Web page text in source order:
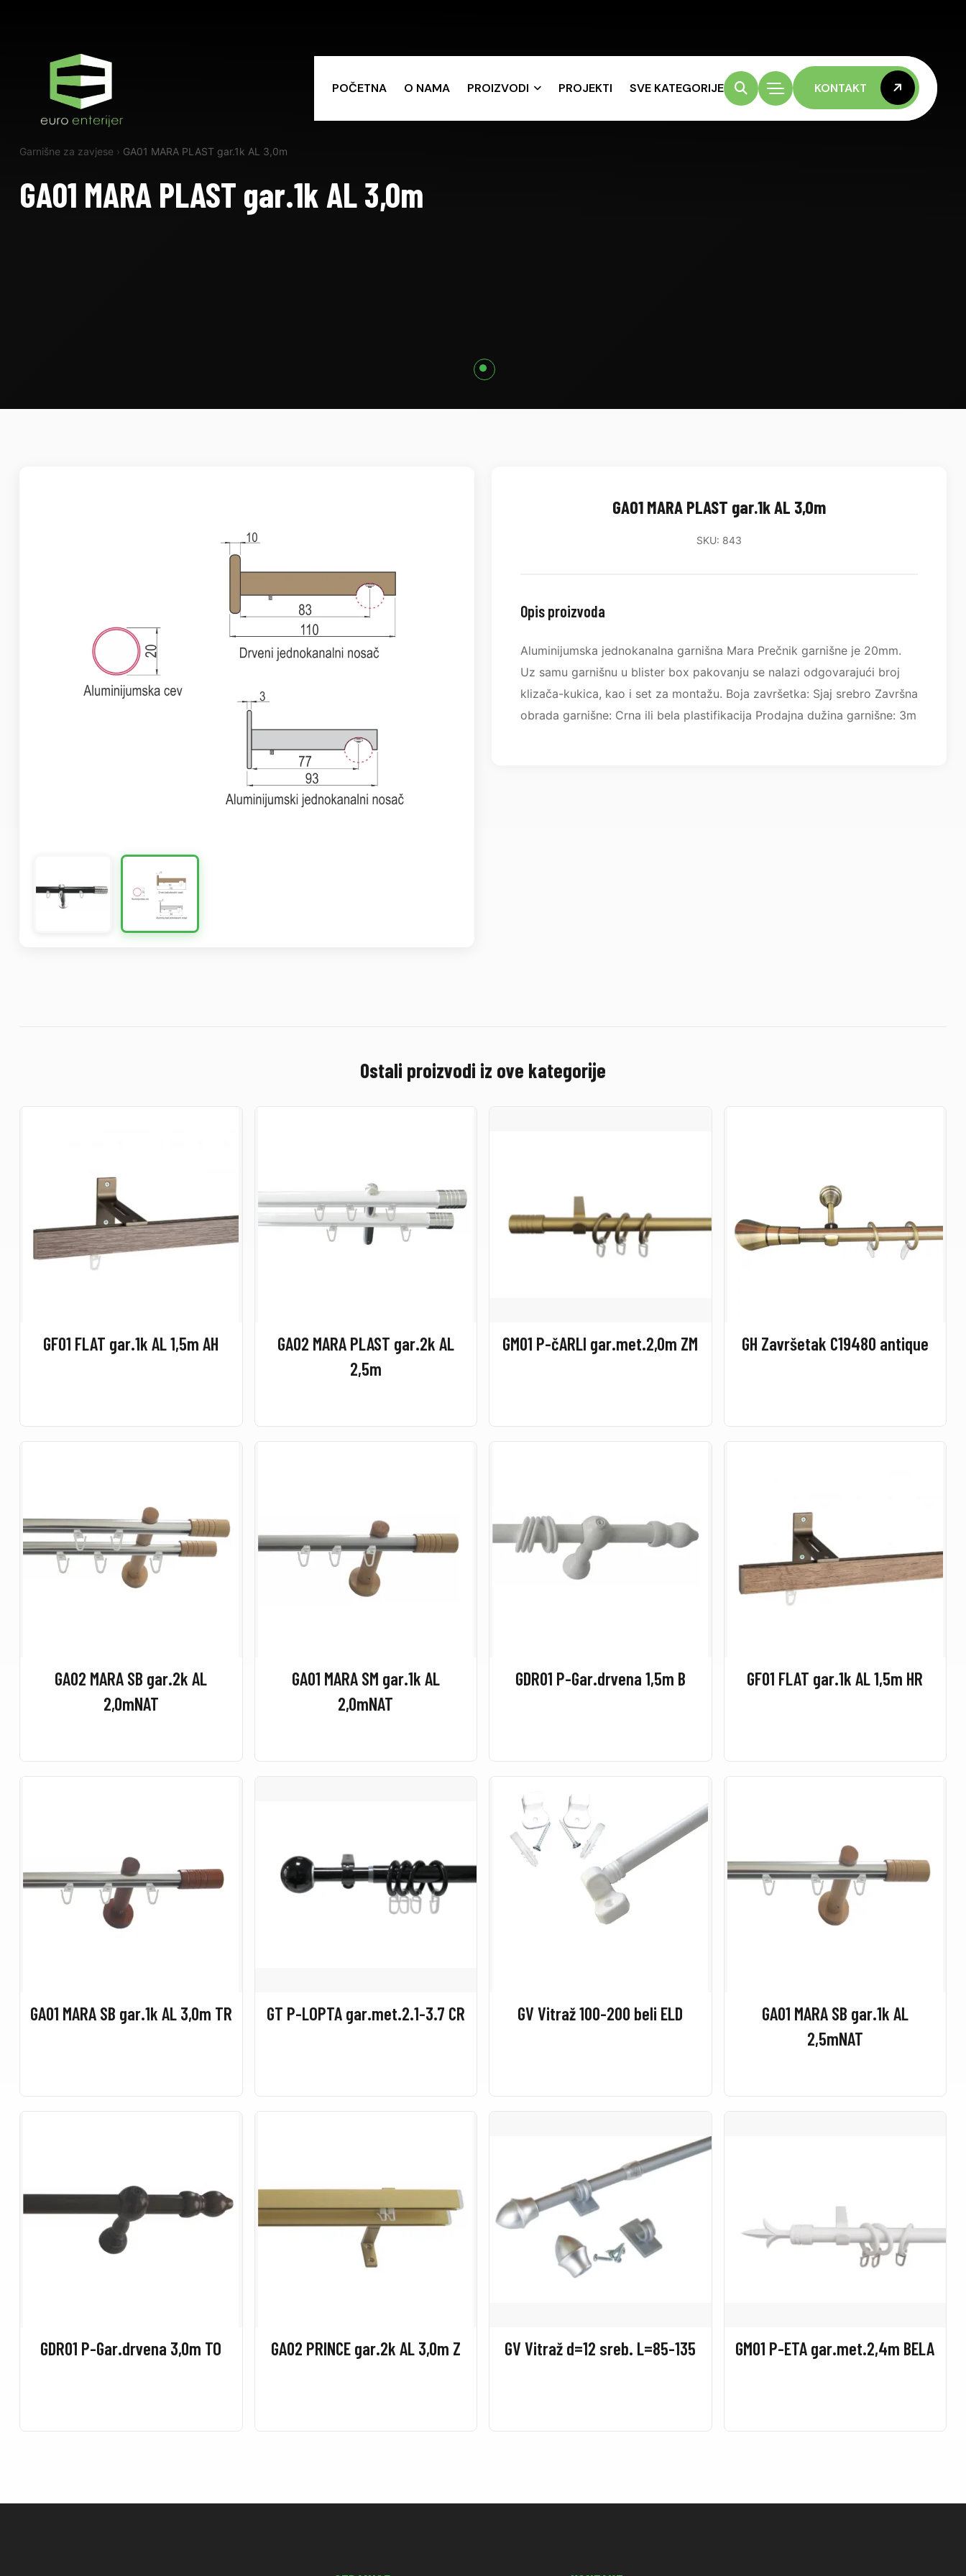
POČETNA O NAMA PROIZVODI PROJEKTI SVE KATEGORIJE KONTAKT
KONTAKT
Garnišne za zavjese › GA01 MARA PLAST gar.1k AL 3,0m
GA01 MARA PLAST gar.1k AL 3,0m
GA01 MARA PLAST gar.1k AL 3,0m
SKU: 843
Opis proizvoda
Aluminijumska jednokanalna garnišna Mara Prečnik garnišne je 20mm.
Uz samu garnišnu u blister box pakovanju se nalazi odgovarajući broj
klizača-kukica, kao i set za montažu. Boja završetka: Sjaj srebro Završna
obrada garnišne: Crna ili bela plastifikacija Prodajna dužina garnišne: 3m
Ostali proizvodi iz ove kategorije
GF01 FLAT gar.1k AL 1,5m AH
GA02 MARA PLAST gar.2k AL
2,5m
GM01 P-čARLI gar.met.2,0m ZM GH Završetak C19480 antique
GA02 MARA SB gar.2k AL
2,0mNAT
GA01 MARA SM gar.1k AL
2,0mNAT
GDR01 P-Gar.drvena 1,5m B GF01 FLAT gar.1k AL 1,5m HR
GA01 MARA SB gar.1k AL 3,0m TR GT P-LOPTA gar.met.2.1-3.7 CR GV Vitraž 100-200 beli ELD
GA01 MARA SB gar.1k AL
2,5mNAT
GDR01 P-Gar.drvena 3,0m TO GA02 PRINCE gar.2k AL 3,0m Z GV Vitraž d=12 sreb. L=85-135 GM01 P-ETA gar.met.2,4m BELA